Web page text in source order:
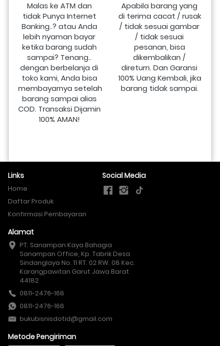
Malas ke ATM dan
tidak Punya Internet
Banking..? atau Anda
lebih nyaman bayar
ketika barang sudah
sampai? Tenang..
dengan berbelanja di
toko kami, Anda bisa
membayarnya setelah
barang sampai alias
COD. Transaksi Dijamin
100% AMAN!
Apabila barang yang
di terima cacat / rusak
/ tidak sesuai gambar
/ tidak sesuai
pesanan, bisa
dikembalikan /
direturn. Dan Garansi
100% Uang Kembali, jika
barang tidak sampai.
Links
Home
Daftar Produk
Konfirmasi Pembayaran
Social Media
Alamat
PT. Sanampan Kaya Bahagia
Sanampan Office, Kp. Tabrik Desa
Sindanglaya No. 11 RT. 02 RW. 08 Kec.
Karangpawitan Garut Jawa Barat
44182
0811-2476-168
0811-2476-168
bukubisnisdotid@gmail.com
Metode Pengiriman